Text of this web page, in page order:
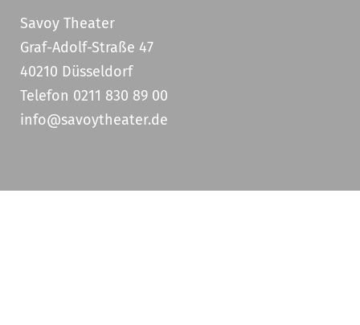
Savoy Theater
Graf-Adolf-Straße 47
40210 Düsseldorf
Telefon 0211 830 89 00
info@savoytheater.de